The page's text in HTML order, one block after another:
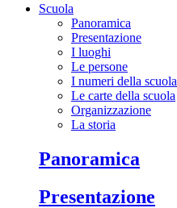
Scuola
Panoramica
Presentazione
I luoghi
Le persone
I numeri della scuola
Le carte della scuola
Organizzazione
La storia
panoramica
presentazione